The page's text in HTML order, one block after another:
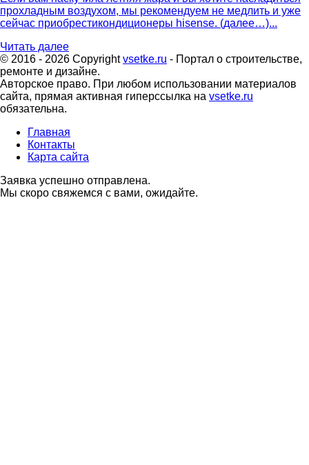
прохладным воздухом, мы рекомендуем не медлить и уже
сейчас приобрестикондиционеры hisense. (далее…)...
Читать далее
© 2016 - 2026 Copyrightvsetke.ru - Портал о строительстве,
ремонте и дизайне.
Авторское право. При любом использовании материалов
сайта, прямая активная гиперссылка на vsetke.ru
обязательна.
Главная
Контакты
Карта сайта
Заявка успешно отправлена.
Мы скоро свяжемся с вами, ожидайте.